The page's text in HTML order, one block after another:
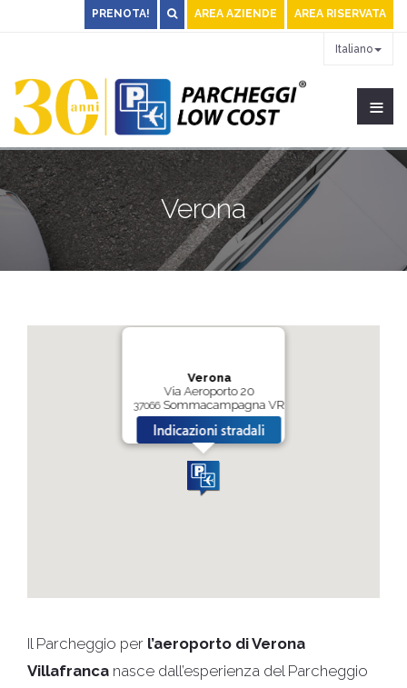
PRENOTA! AREA AZIENDE AREA RISERVATA
Italiano
≡
Verona
Verona
Via Aeroporto 20
37066 Sommacampagna VR
Il Parcheggio per l’aeroporto di Verona
Villafranca nasce dall’esperienza del Parcheggio